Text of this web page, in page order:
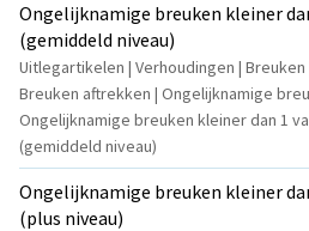
Ongelijknamige breuken kleiner
(gemiddeld niveau)
Uitlegartikelen | Verhoudingen |
Breuken aftrekken | Ongelijknamige
Ongelijknamige breuken kleiner dan 1
(gemiddeld niveau)
Ongelijknamige breuken kleiner
(plus niveau)